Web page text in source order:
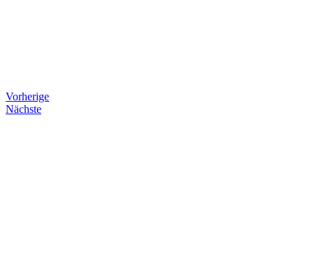
Vorherige
Nächste